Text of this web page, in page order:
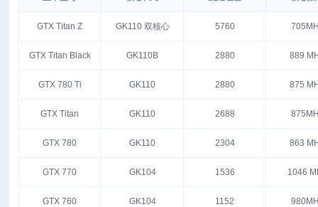
GTX Titan Z GK110 双核心 5760
GTX Titan Black GK110B 2880 889
GTX 780 Ti GK110 2880 875
GTX Titan GK110 2688
GTX 780 GK110 2304 863
GTX 770 GK104 1536 1046
GTX 760 GK104 1152